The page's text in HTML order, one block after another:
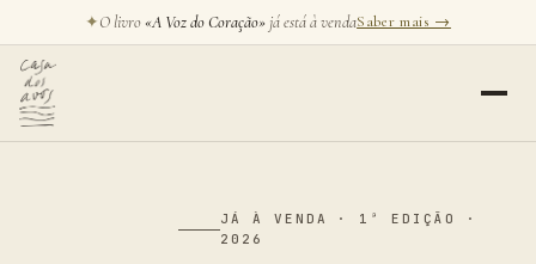
✦O livro «A Voz do Coração» já está à vendaSaber mais →
JÁ À VENDA · 1ª EDIÇÃO ·
2026